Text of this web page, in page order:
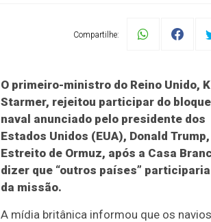
Compartilhe:
O primeiro-ministro do Reino Unido,
Starmer, rejeitou participar do
naval anunciado pelo presidente dos
Estados Unidos (EUA), Donald
Estreito de Ormuz, após a Casa
dizer que “outros países”
da missão.
A mídia britânica informou que os navios